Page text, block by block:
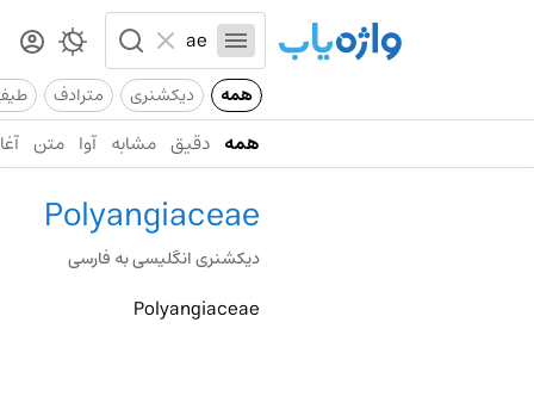
همه دیکشنری مترادف
همه دقیق مشابه آوا متن
Polyangiaceae
دیکشنری انگلیسی به فارسی
Polyangiaceae